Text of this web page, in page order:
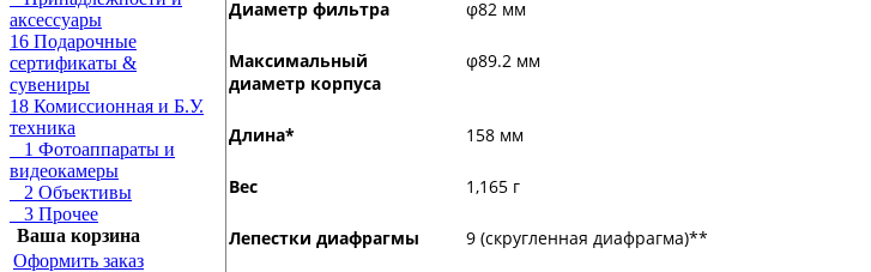
аксессуары
16 Подарочные
сертификаты &
сувениры
18 Комиссионная и Б.У.
техника
1 Фотоаппараты и
видеокамеры
2 Объективы
3 Прочее
Ваша корзина
Оформить заказ
Диаметр фильтра φ82 мм
Максимальный
диаметр корпуса
φ89.2 мм
Длина* 158 мм
Вес 1,165 г
Лепестки диафрагмы 9 (скругленная диафрагма)**